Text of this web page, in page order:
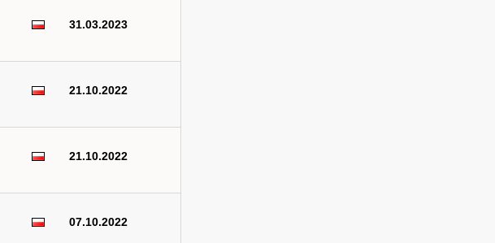
31.03.2023
21.10.2022
21.10.2022
07.10.2022